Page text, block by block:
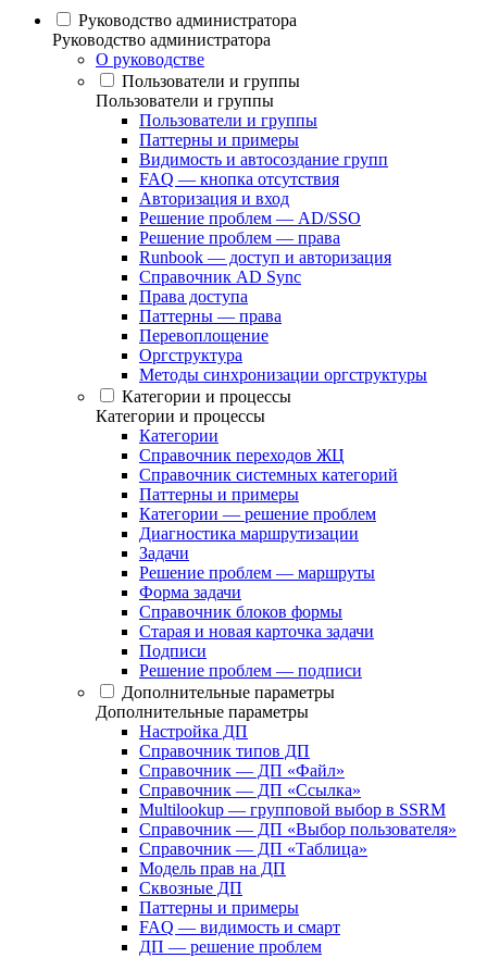
Руководство администратора
Руководство администратора
О руководстве
Пользователи и группы
Пользователи и группы
Пользователи и группы
Паттерны и примеры
Видимость и автосоздание групп
FAQ — кнопка отсутствия
Авторизация и вход
Решение проблем — AD/SSO
Решение проблем — права
Runbook — доступ и авторизация
Справочник AD Sync
Права доступа
Паттерны — права
Перевоплощение
Оргструктура
Методы синхронизации оргструктуры
Категории и процессы
Категории и процессы
Категории
Справочник переходов ЖЦ
Справочник системных категорий
Паттерны и примеры
Категории — решение проблем
Диагностика маршрутизации
Задачи
Решение проблем — маршруты
Форма задачи
Справочник блоков формы
Старая и новая карточка задачи
Подписи
Решение проблем — подписи
Дополнительные параметры
Дополнительные параметры
Настройка ДП
Справочник типов ДП
Справочник — ДП «Файл»
Справочник — ДП «Ссылка»
Multilookup — групповой выбор в SSRM
Справочник — ДП «Выбор пользователя»
Справочник — ДП «Таблица»
Модель прав на ДП
Сквозные ДП
Паттерны и примеры
FAQ — видимость и смарт
ДП — решение проблем